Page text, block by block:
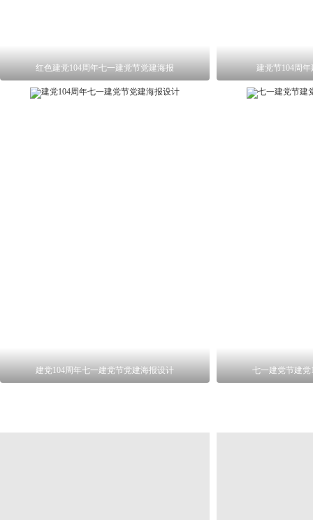
红色建党104周年七一建党节党建海报 建党节104周
建党104周年七一建党节党建海报设计 七一建党节建